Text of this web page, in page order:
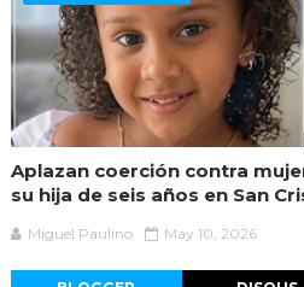
Aplazan coerción contra
su hija de seis años en San
Miguel Paulino May 10, 2026